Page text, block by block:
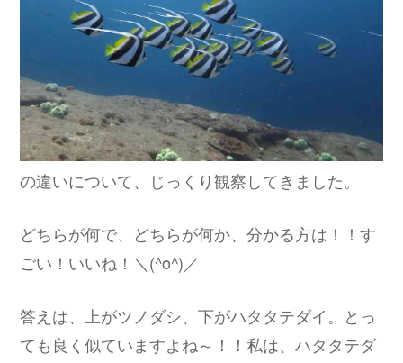
の違いについて、じっくり観察してきました。
どちらが何で、どちらが何か、分かる方は！！す
ごい！いいね！＼(^o^)／
答えは、上がツノダシ、下がハタタテダイ。とっ
ても良く似ていますよね～！！私は、ハタタテダ